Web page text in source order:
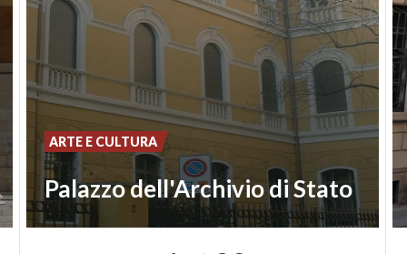
Palazzo dell'Archivio di Stato
ARTE E CULTURA